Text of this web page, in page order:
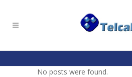
No posts were found.